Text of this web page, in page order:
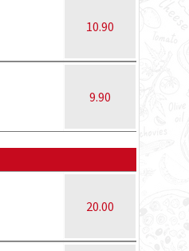
10.90
9.90
20.00